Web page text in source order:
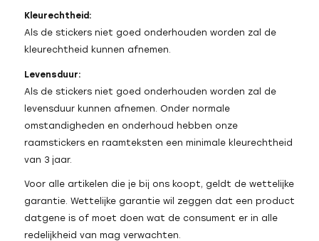
Kleurechtheid:
Als de stickers niet goed onderhouden worden zal de
kleurechtheid kunnen afnemen.
Levensduur:
Als de stickers niet goed onderhouden worden zal de
levensduur kunnen afnemen. Onder normale
omstandigheden en onderhoud hebben onze
raamstickers en raamteksten een minimale kleurechtheid
van 3 jaar.
Voor alle artikelen die je bij ons koopt, geldt de wettelijke
garantie. Wettelijke garantie wil zeggen dat een product
datgene is of moet doen wat de consument er in alle
redelijkheid van mag verwachten.